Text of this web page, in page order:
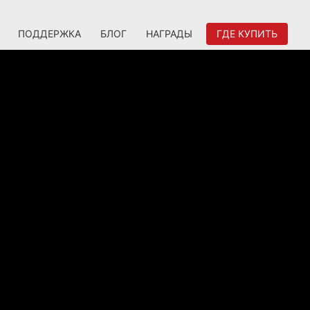
ПОДДЕРЖКА БЛОГ НАГРАДЫ ГДЕ КУПИТЬ